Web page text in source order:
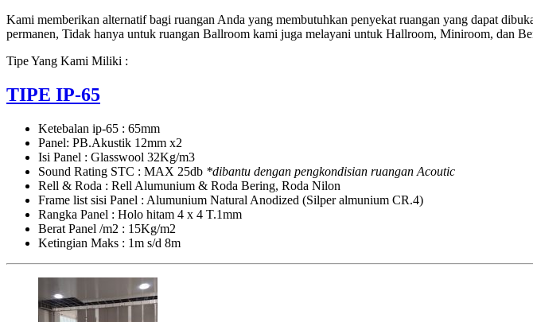
Kami memberikan alternatif bagi ruangan Anda yang membutuhkan penyekat ruangan yang dapat
permanen, Tidak hanya untuk ruangan Ballroom kami juga melayani untuk Hallroom, Miniroom, dan
Tipe Yang Kami Miliki :
TIPE IP-65
Ketebalan ip-65 : 65mm
Panel: PB.Akustik 12mm x2
Isi Panel : Glasswool 32Kg/m3
Sound Rating STC : MAX 25db *dibantu dengan pengkondisian ruangan Acoutic
Rell & Roda : Rell Alumunium & Roda Bering, Roda Nilon
Frame list sisi Panel : Alumunium Natural Anodized (Silper almunium CR.4)
Rangka Panel : Holo hitam 4 x 4 T.1mm
Berat Panel /m2 : 15Kg/m2
Ketingian Maks : 1m s/d 8m